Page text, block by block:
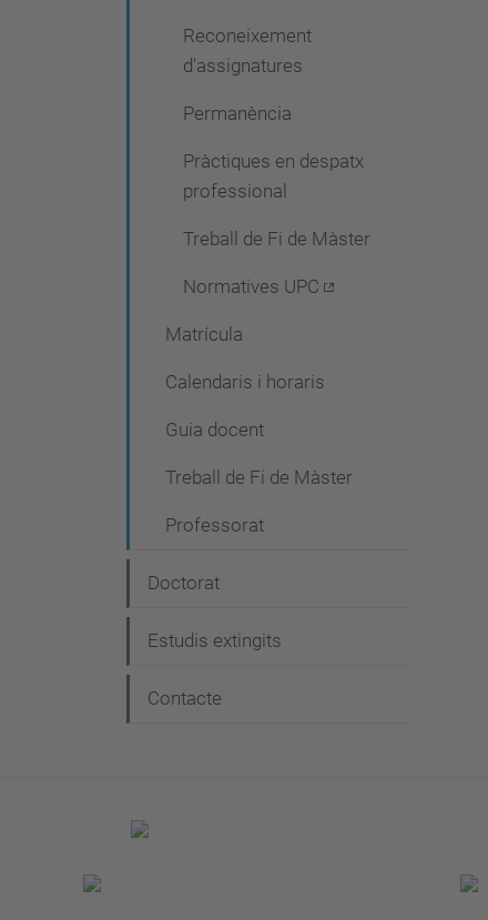
Reconeixement
d'assignatures
Permanència
Pràctiques en despatx
professional
Treball de Fi de Màster
Normatives UPC
Matrícula
Calendaris i horaris
Guia docent
Treball de Fi de Màster
Professorat
Doctorat
Estudis extingits
Contacte